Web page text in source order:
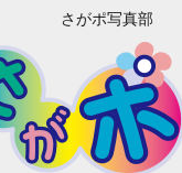
さがポ写真部